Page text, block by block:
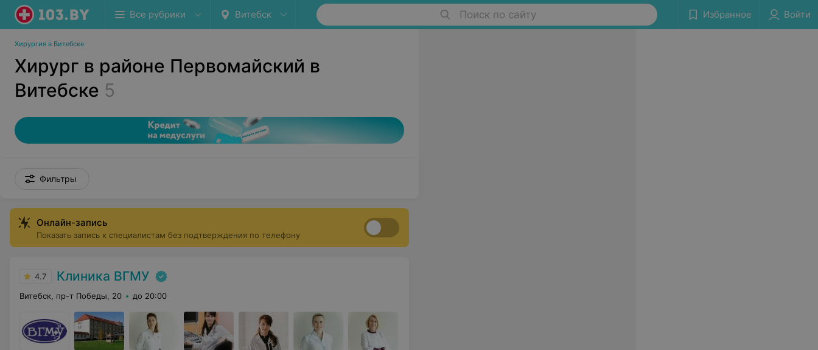
Все рубрики Витебск Поиск по сайту Избранное Войти
Хирургия в Витебске
Хирург в районе Первомайский в
Витебске 5
Фильтры
Онлайн-запись
Показать запись к специалистам без подтверждения по телефону
4.7 Клиника ВГМУ
Витебск, пр-т Победы, 20 до 20:00